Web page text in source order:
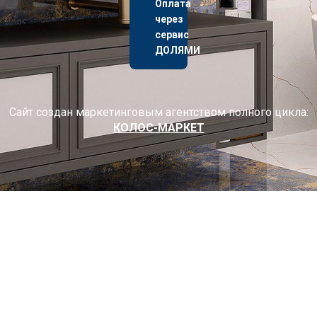
Оплата
через
сервис
ДОЛЯМИ
Сайт создан маркетинговым агентством полного цикла:
КОЛОС-МАРКЕТ